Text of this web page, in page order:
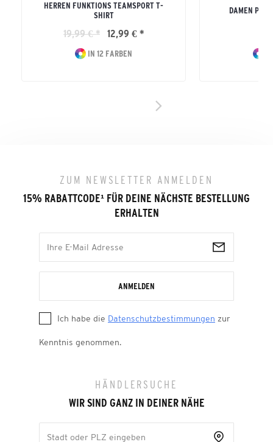
HERREN FUNKTIONS TEAMSPORT T-
SHIRT
19,99 € * 12,99 € *
IN 12 FARBEN
DAMEN
ZUM NEWSLETTER ANMELDEN
15% RABATTCODE¹ FÜR DEINE NÄCHSTE BESTELLUNG
ERHALTEN
ANMELDEN
Ich habe die Datenschutzbestimmungen zur
Kenntnis genommen.
HÄNDLERSUCHE
WIR SIND GANZ IN DEINER NÄHE